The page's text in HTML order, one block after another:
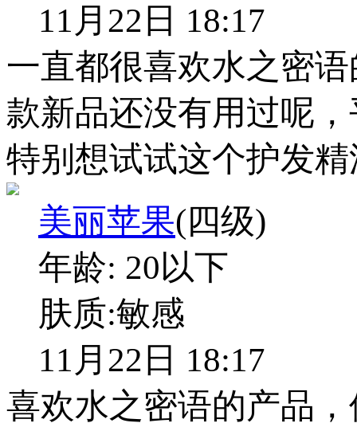
11月22日 18:17
一直都很喜欢水之密
款新品还没有用过呢
特别想试试这个护发
美丽苹果(四级)
年龄: 20以下
肤质:敏感
11月22日 18:17
喜欢水之密语的产品